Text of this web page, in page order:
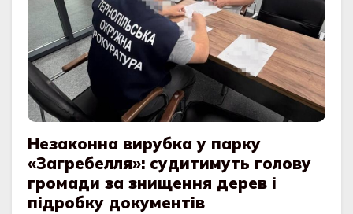
Незаконна вирубка у парку
«Загребелля»: судитимуть голову
громади за знищення дерев і
підробку документів